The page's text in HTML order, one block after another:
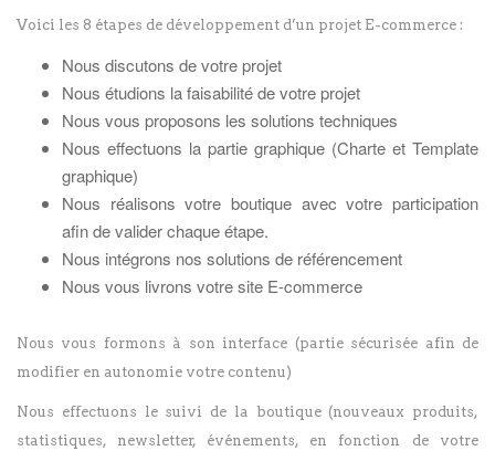
Voici les 8 étapes de développement d’un projet E-commerce :
Nous discutons de votre projet
Nous étudions la faisabilité de votre projet
Nous vous proposons les solutions techniques
Nous effectuons la partie graphique (Charte et Template
graphique)
Nous réalisons votre boutique avec votre participation
afin de valider chaque étape.
Nous intégrons nos solutions de référencement
Nous vous livrons votre site E-commerce
Nous vous formons à son interface (partie sécurisée afin de
modifier en autonomie votre contenu)
Nous effectuons le suivi de la boutique (nouveaux produits,
statistiques, newsletter, événements, en fonction de votre